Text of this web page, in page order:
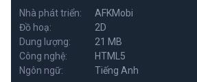
Chơi ngay
Nhà phát triển:
AFKMobi
Đồ hoạ:
2D
Dung lượng:
21 MB
Công nghệ:
HTML5
Ngôn ngữ:
Tiếng Anh